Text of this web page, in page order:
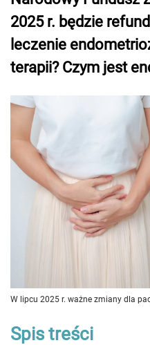
2025 r. będzie
leczenie
terapii? Czym jest
W lipcu 2025 r. ważne zmiany dla
Spis treści